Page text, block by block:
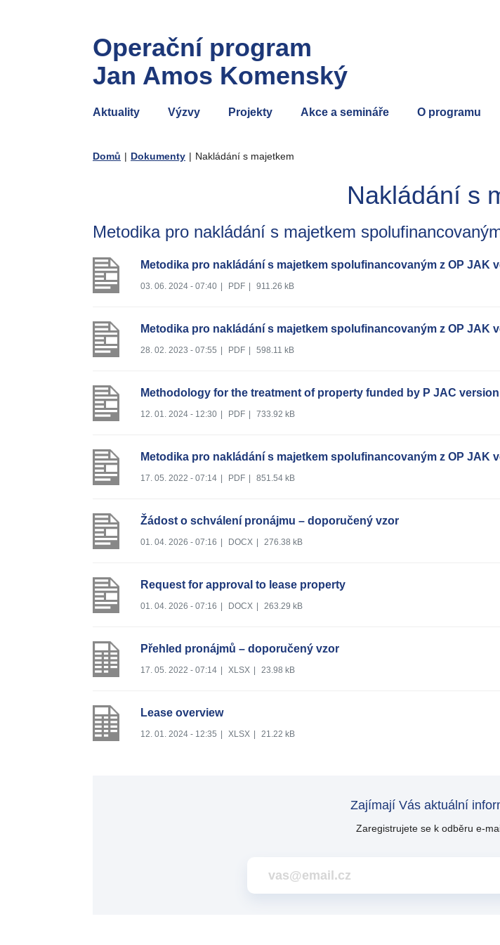
Operační program
Jan Amos Komenský
Aktuality Výzvy Projekty Akce a semináře O programu
Domů | Dokumenty | Nakládání s majetkem
Nakládání s
Metodika pro nakládání s majetkem
Metodika pro nakládání s majetkem spolufinancovaným z OP JAK
03. 06. 2024 - 07:40 PDF 911.26 kB
Metodika pro nakládání s majetkem spolufinancovaným z OP JAK
28. 02. 2023 - 07:55 PDF 598.11 kB
Methodology for the treatment of property funded by P JAC
12. 01. 2024 - 12:30 PDF 733.92 kB
Metodika pro nakládání s majetkem spolufinancovaným z OP JAK
17. 05. 2022 - 07:14 PDF 851.54 kB
Žádost o schválení pronájmu – doporučený vzor
01. 04. 2026 - 07:16 DOCX 276.38 kB
Request for approval to lease property
01. 04. 2026 - 07:16 DOCX 263.29 kB
Přehled pronájmů – doporučený vzor
17. 05. 2022 - 07:14 XLSX 23.98 kB
Lease overview
12. 01. 2024 - 12:35 XLSX 21.22 kB
Zajímají Vás aktuální
Zaregistrujete se k odběru e-